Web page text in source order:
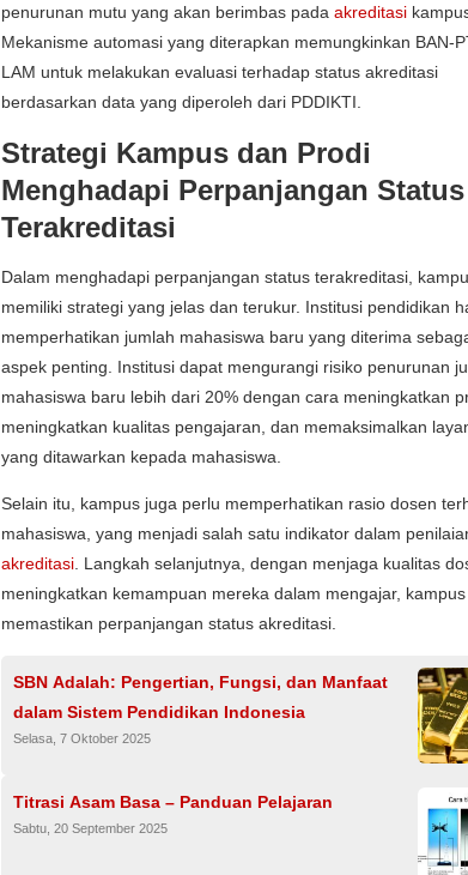
penurunan mutu yang akan berimbas pada akreditasi
Mekanisme automasi yang diterapkan memungkinkan BAN-
LAM untuk melakukan evaluasi terhadap status akreditasi
berdasarkan data yang diperoleh dari PDDIKTI.
Strategi Kampus dan Prodi
Menghadapi Perpanjangan Status
Terakreditasi
Dalam menghadapi perpanjangan status terakreditasi,
memiliki strategi yang jelas dan terukur. Institusi pendidikan
memperhatikan jumlah mahasiswa baru yang diterima
aspek penting. Institusi dapat mengurangi risiko penurunan
mahasiswa baru lebih dari 20% dengan cara meningkatkan
meningkatkan kualitas pengajaran, dan memaksimalkan
yang ditawarkan kepada mahasiswa.
Selain itu, kampus juga perlu memperhatikan rasio dosen
mahasiswa, yang menjadi salah satu indikator dalam
akreditasi . Langkah selanjutnya, dengan menjaga kualitas
meningkatkan kemampuan mereka dalam mengajar,
memastikan perpanjangan status akreditasi.
SBN Adalah: Pengertian, Fungsi, dan Manfaat
dalam Sistem Pendidikan Indonesia
Selasa, 7 Oktober 2025
Titrasi Asam Basa – Panduan Pelajaran
Sabtu, 20 September 2025